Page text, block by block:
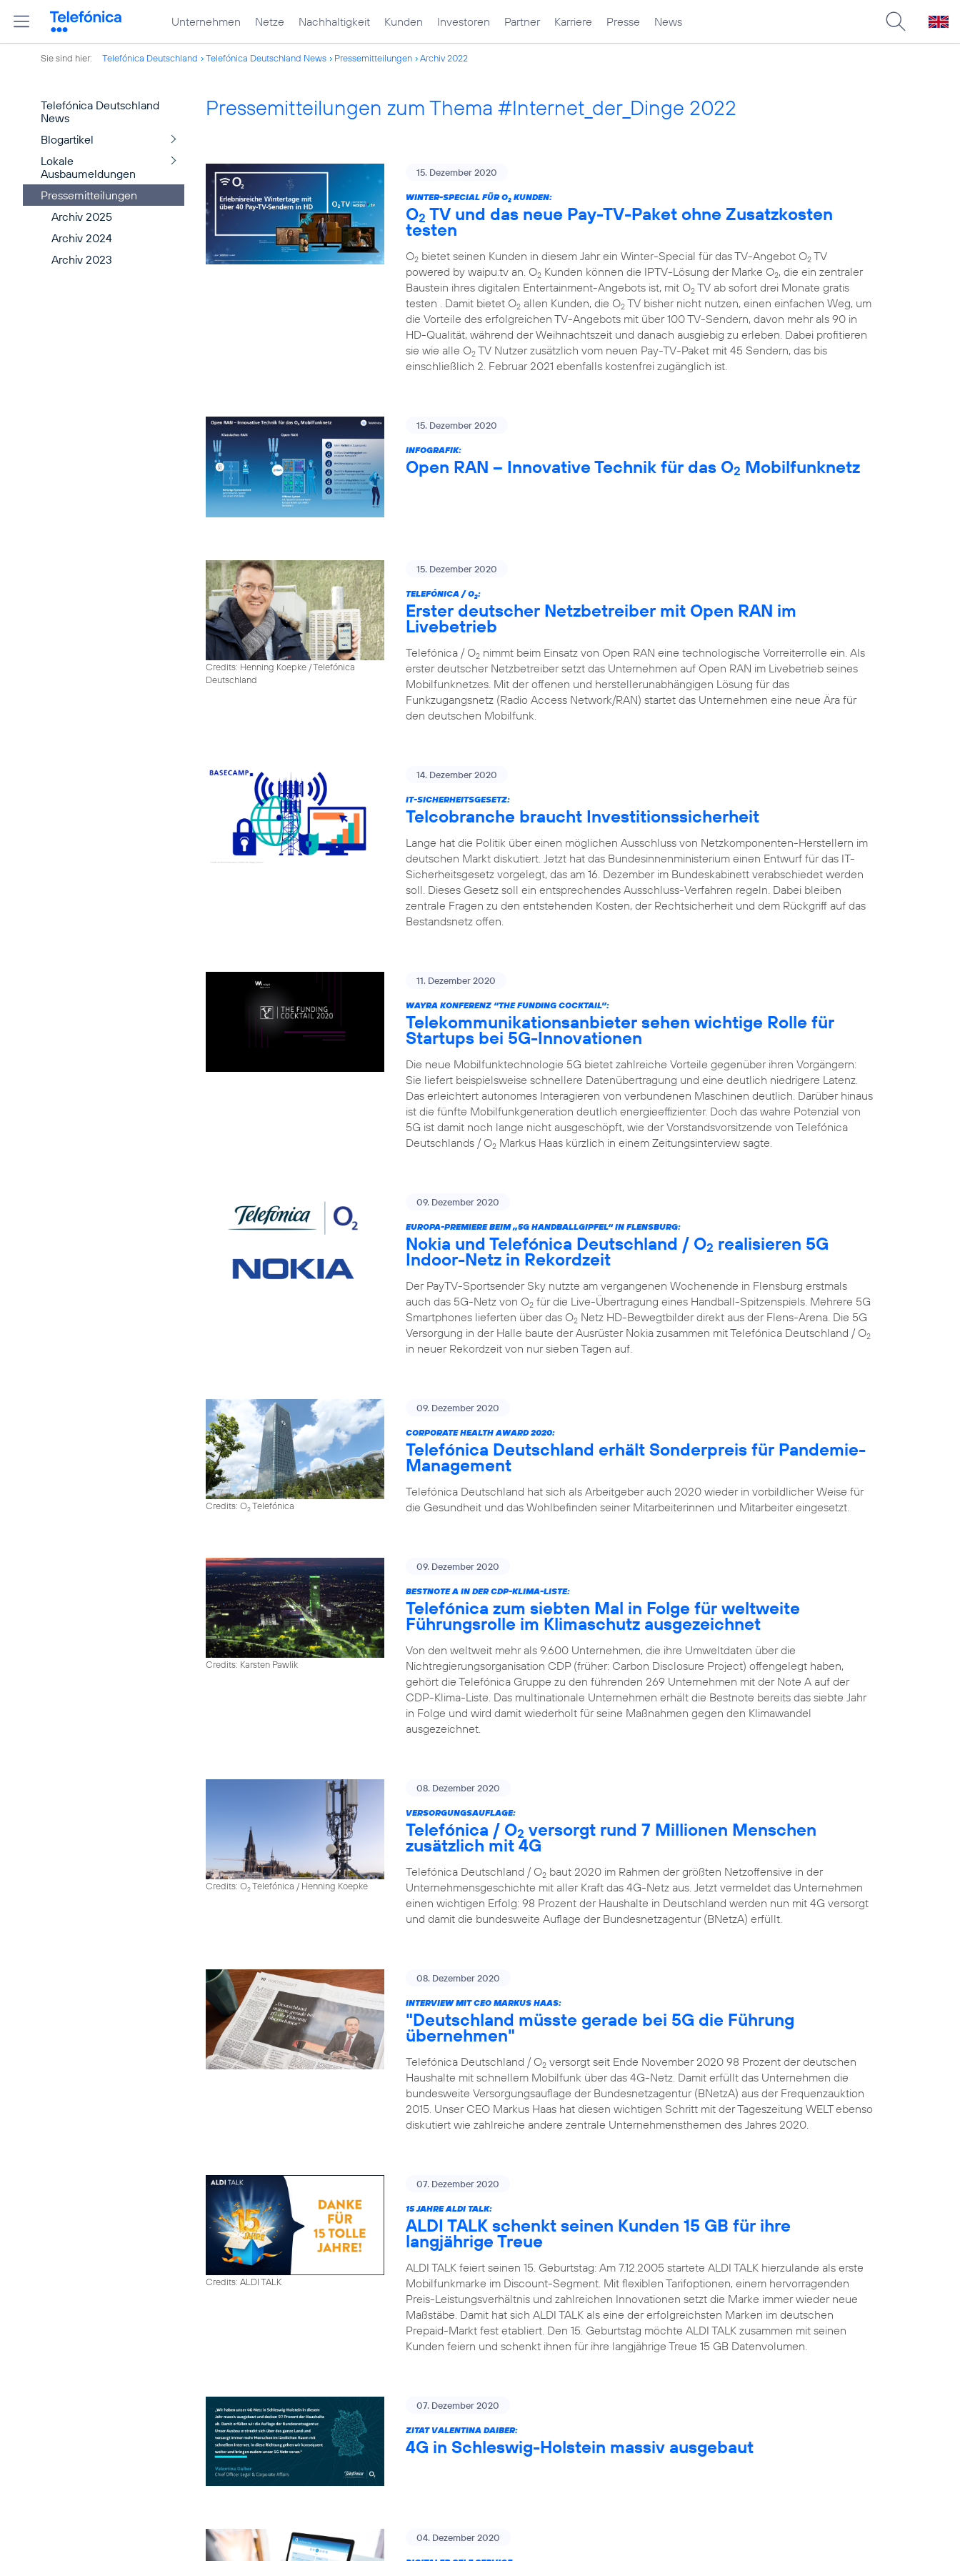
Unternehmen Netze Nachhaltigkeit Kunden Investoren Partner Karriere Presse News
Sie sind hier: Telefónica Deutschland Telefónica Deutschland News Pressemitteilungen Archiv 2022
Telefónica Deutschland
News
Blogartikel
Lokale
Ausbaumeldungen
Pressemitteilungen
Archiv 2025
Archiv 2024
Archiv 2023
Pressemitteilungen zum Thema #Internet_der_Dinge 2022
15. Dezember 2020
WINTER-SPECIAL FÜR O2 KUNDEN:
O2 TV und das neue Pay-TV-Paket ohne Zusatzkosten
testen
O2 bietet seinen Kunden in diesem Jahr ein Winter-Special für das TV-Angebot O2 TV
powered by waipu.tv an. O2 Kunden können die IPTV-Lösung der Marke O2, die ein zentraler
Baustein ihres digitalen Entertainment-Angebots ist, mit O2 TV ab sofort drei Monate gratis
testen . Damit bietet O2 allen Kunden, die O2 TV bisher nicht nutzen, einen einfachen Weg, um
die Vorteile des erfolgreichen TV-Angebots mit über 100 TV-Sendern, davon mehr als 90 in
HD-Qualität, während der Weihnachtszeit und danach ausgiebig zu erleben. Dabei profitieren
sie wie alle O2 TV Nutzer zusätzlich vom neuen Pay-TV-Paket mit 45 Sendern, das bis
einschließlich 2. Februar 2021 ebenfalls kostenfrei zugänglich ist.
15. Dezember 2020
INFOGRAFIK:
Open RAN – Innovative Technik für das O2 Mobilfunknetz
Credits: Henning Koepke / Telefónica
Deutschland
15. Dezember 2020
TELEFÓNICA / O2:
Erster deutscher Netzbetreiber mit Open RAN im
Livebetrieb
Telefónica / O2 nimmt beim Einsatz von Open RAN eine technologische Vorreiterrolle ein. Als
erster deutscher Netzbetreiber setzt das Unternehmen auf Open RAN im Livebetrieb seines
Mobilfunknetzes. Mit der offenen und herstellerunabhängigen Lösung für das
Funkzugangsnetz (Radio Access Network/RAN) startet das Unternehmen eine neue Ära für
den deutschen Mobilfunk.
14. Dezember 2020
IT-SICHERHEITSGESETZ:
Telcobranche braucht Investitionssicherheit
Lange hat die Politik über einen möglichen Ausschluss von Netzkomponenten-Herstellern im
deutschen Markt diskutiert. Jetzt hat das Bundesinnenministerium einen Entwurf für das IT-
Sicherheitsgesetz vorgelegt, das am 16. Dezember im Bundeskabinett verabschiedet werden
soll. Dieses Gesetz soll ein entsprechendes Ausschluss-Verfahren regeln. Dabei bleiben
zentrale Fragen zu den entstehenden Kosten, der Rechtsicherheit und dem Rückgriff auf das
Bestandsnetz offen.
11. Dezember 2020
WAYRA KONFERENZ “THE FUNDING COCKTAIL”:
Telekommunikationsanbieter sehen wichtige Rolle für
Startups bei 5G-Innovationen
Die neue Mobilfunktechnologie 5G bietet zahlreiche Vorteile gegenüber ihren Vorgängern:
Sie liefert beispielsweise schnellere Datenübertragung und eine deutlich niedrigere Latenz.
Das erleichtert autonomes Interagieren von verbundenen Maschinen deutlich. Darüber hinaus
ist die fünfte Mobilfunkgeneration deutlich energieeffizienter. Doch das wahre Potenzial von
5G ist damit noch lange nicht ausgeschöpft, wie der Vorstandsvorsitzende von Telefónica
Deutschlands / O2 Markus Haas kürzlich in einem Zeitungsinterview sagte.
09. Dezember 2020
EUROPA-PREMIERE BEIM „5G HANDBALLGIPFEL“ IN FLENSBURG:
Nokia und Telefónica Deutschland / O2 realisieren 5G
Indoor-Netz in Rekordzeit
Der PayTV-Sportsender Sky nutzte am vergangenen Wochenende in Flensburg erstmals
auch das 5G-Netz von O2 für die Live-Übertragung eines Handball-Spitzenspiels. Mehrere 5G
Smartphones lieferten über das O2 Netz HD-Bewegtbilder direkt aus der Flens-Arena. Die 5G
Versorgung in der Halle baute der Ausrüster Nokia zusammen mit Telefónica Deutschland / O2
in neuer Rekordzeit von nur sieben Tagen auf.
Credits: O2Telefónica
09. Dezember 2020
CORPORATE HEALTH AWARD 2020:
Telefónica Deutschland erhält Sonderpreis für Pandemie-
Management
Telefónica Deutschland hat sich als Arbeitgeber auch 2020 wieder in vorbildlicher Weise für
die Gesundheit und das Wohlbefinden seiner Mitarbeiterinnen und Mitarbeiter eingesetzt.
Credits: Karsten Pawlik
09. Dezember 2020
BESTNOTE A IN DER CDP-KLIMA-LISTE:
Telefónica zum siebten Mal in Folge für weltweite
Führungsrolle im Klimaschutz ausgezeichnet
Von den weltweit mehr als 9.600 Unternehmen, die ihre Umweltdaten über die
Nichtregierungsorganisation CDP (früher: Carbon Disclosure Project) offengelegt haben,
gehört die Telefónica Gruppe zu den führenden 269 Unternehmen mit der Note A auf der
CDP-Klima-Liste. Das multinationale Unternehmen erhält die Bestnote bereits das siebte Jahr
in Folge und wird damit wiederholt für seine Maßnahmen gegen den Klimawandel
ausgezeichnet.
Credits: O2Telefónica / Henning Koepke
08. Dezember 2020
VERSORGUNGSAUFLAGE:
Telefónica / O2 versorgt rund 7 Millionen Menschen
zusätzlich mit 4G
Telefónica Deutschland / O2 baut 2020 im Rahmen der größten Netzoffensive in der
Unternehmensgeschichte mit aller Kraft das 4G-Netz aus. Jetzt vermeldet das Unternehmen
einen wichtigen Erfolg: 98 Prozent der Haushalte in Deutschland werden nun mit 4G versorgt
und damit die bundesweite Auflage der Bundesnetzagentur (BNetzA) erfüllt.
08. Dezember 2020
INTERVIEW MIT CEO MARKUS HAAS:
"Deutschland müsste gerade bei 5G die Führung
übernehmen"
Telefónica Deutschland / O2 versorgt seit Ende November 2020 98 Prozent der deutschen
Haushalte mit schnellem Mobilfunk über das 4G-Netz. Damit erfüllt das Unternehmen die
bundesweite Versorgungsauflage der Bundesnetzagentur (BNetzA) aus der Frequenzauktion
2015. Unser CEO Markus Haas hat diesen wichtigen Schritt mit der Tageszeitung WELT ebenso
diskutiert wie zahlreiche andere zentrale Unternehmensthemen des Jahres 2020.
Credits: ALDI TALK
07. Dezember 2020
15 JAHRE ALDI TALK:
ALDI TALK schenkt seinen Kunden 15 GB für ihre
langjährige Treue
ALDI TALK feiert seinen 15. Geburtstag: Am 7.12.2005 startete ALDI TALK hierzulande als erste
Mobilfunkmarke im Discount-Segment. Mit flexiblen Tarifoptionen, einem hervorragenden
Preis-Leistungsverhältnis und zahlreichen Innovationen setzt die Marke immer wieder neue
Maßstäbe. Damit hat sich ALDI TALK als eine der erfolgreichsten Marken im deutschen
Prepaid-Markt fest etabliert. Den 15. Geburtstag möchte ALDI TALK zusammen mit seinen
Kunden feiern und schenkt ihnen für ihre langjährige Treue 15 GB Datenvolumen.
07. Dezember 2020
ZITAT VALENTINA DAIBER:
4G in Schleswig-Holstein massiv ausgebaut
04. Dezember 2020